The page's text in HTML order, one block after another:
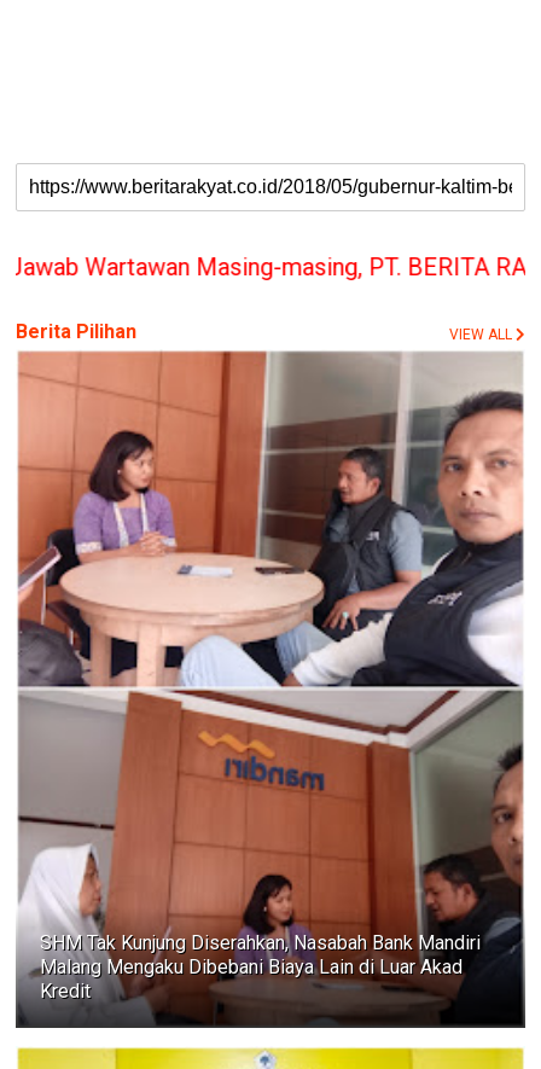
Masing-masing, PT. BERITA RAKYAT
Berita Pilihan VIEW ALL
SHM Tak Kunjung Diserahkan, Nasabah Bank Mandiri
Malang Mengaku Dibebani Biaya Lain di Luar Akad
Kredit